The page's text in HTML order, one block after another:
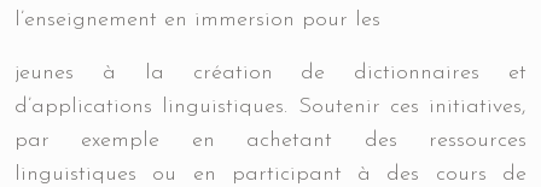
l’enseignement en immersion pour les
jeunes à la création de dictionnaires et
d’applications linguistiques. Soutenir ces initiatives,
par exemple en achetant des ressources
linguistiques ou en participant à des cours de